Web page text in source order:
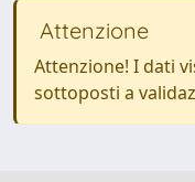
Attenzione
Attenzione! I dati
sottoposti a